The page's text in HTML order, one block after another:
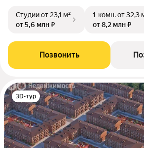
Студииот 23,1 м²
от 5,6 млн ₽
1-комн.от 32,3
от 8,2 млн ₽
Позвонить
3D-тур